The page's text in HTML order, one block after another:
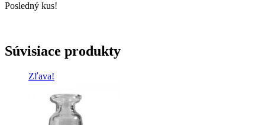
Posledný kus!
Súvisiace produkty
Zľava!